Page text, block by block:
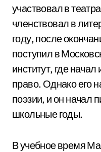
участвовал в
членствовал в
году, после
поступил в
институт, где начал
право. Однако его
поэзии, и он начал
школьные годы.
В учебное время